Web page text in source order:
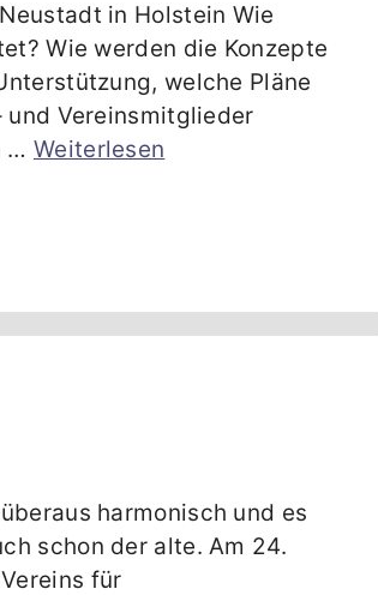
in Holstein Wie
Wie werden die Konzepte
welche Pläne
und Vereinsmitglieder
… Weiterlesen
harmonisch und es
schon der alte. Am 24.
für